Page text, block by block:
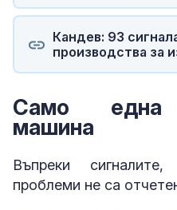
Кандев: 93
производства за
Само една
машина
Въпреки сигналите,
проблеми не са